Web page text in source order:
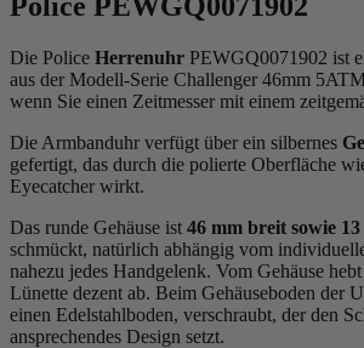
Die Police Herrenuhr PEWGQ0071902 ist
aus der Modell-Serie Challenger 46mm
wenn Sie einen Zeitmesser mit einem
Die Armbanduhr verfügt über ein silbernes
gefertigt, das durch die polierte Oberfläche
Eyecatcher wirkt.
Das runde Gehäuse ist 46 mm breit sowie
schmückt, natürlich abhängig vom
nahezu jedes Handgelenk. Vom Gehäuse
Lünette dezent ab. Beim Gehäuseboden der
einen Edelstahlboden, verschraubt, der den
ansprechendes Design setzt.